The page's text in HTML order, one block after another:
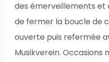
des émerveillements et
de fermer la boucle de
ouverte puis refermée
Musikverein. Occasions